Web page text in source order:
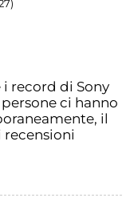
record di Sony
ci hanno
il
recensioni